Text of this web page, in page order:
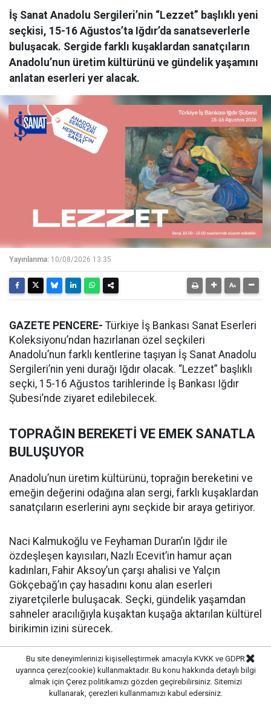
İş Sanat Anadolu Sergileri’nin “Lezzet” başlıklı yeni
seçkisi, 15-16 Ağustos’ta Iğdır’da sanatseverlerle
buluşacak. Sergide farklı kuşaklardan sanatçıların
Anadolu’nun üretim kültürünü ve gündelik yaşamını
anlatan eserleri yer alacak.
Yayınlanma: 10/08/2026 13:35
GAZETE PENCERE- Türkiye İş Bankası Sanat Eserleri
Koleksiyonu’ndan hazırlanan özel seçkileri
Anadolu’nun farklı kentlerine taşıyan İş Sanat Anadolu
Sergileri’nin yeni durağı Iğdır olacak. “Lezzet” başlıklı
seçki, 15-16 Ağustos tarihlerinde İş Bankası Iğdır
Şubesi’nde ziyaret edilebilecek.
TOPRAĞIN BEREKETİ VE EMEK SANATLA
BULUŞUYOR
Anadolu’nun üretim kültürünü, toprağın bereketini ve
emeğin değerini odağına alan sergi, farklı kuşaklardan
sanatçıların eserlerini aynı seçkide bir araya getiriyor.
Naci Kalmukoğlu ve Feyhaman Duran’ın Iğdır ile
özdeşleşen kayısıları, Nazlı Ecevit’in hamur açan
kadınları, Fahir Aksoy’un çarşı ahalisi ve Yalçın
Gökçebağ’ın çay hasadını konu alan eserleri
ziyaretçilerle buluşacak. Seçki, gündelik yaşamdan
sahneler aracılığıyla kuşaktan kuşağa aktarılan kültürel
birikimin izini sürecek.
BANKA ŞUBELERİ SANAT MEKÂNINA
DÖNÜŞÜYOR
Bu site deneyimlerinizi kişiselleştirmek amacıyla KVKK ve GDPR
uyarınca çerez(cookie) kullanmaktadır. Bu konu hakkında detaylı bilgi
almak için Çerez politikamızı gözden geçirebilirsiniz. Sitemizi
kullanarak, çerezleri kullanmamızı kabul edersiniz.